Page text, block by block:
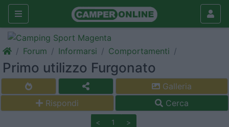
Forum Informarsi Comportamenti
Primo utilizzo Furgonato
Galleria
Rispondi
Cerca
< 1 >